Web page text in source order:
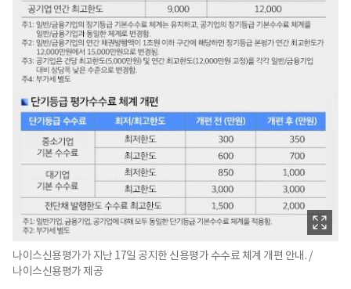
나이스신용평가가 지난 17일 공지한 신용평가 수수료 체계 개편 안내. /
나이스신용평가 제공